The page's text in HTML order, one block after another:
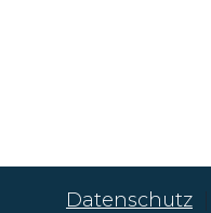
Datenschutz